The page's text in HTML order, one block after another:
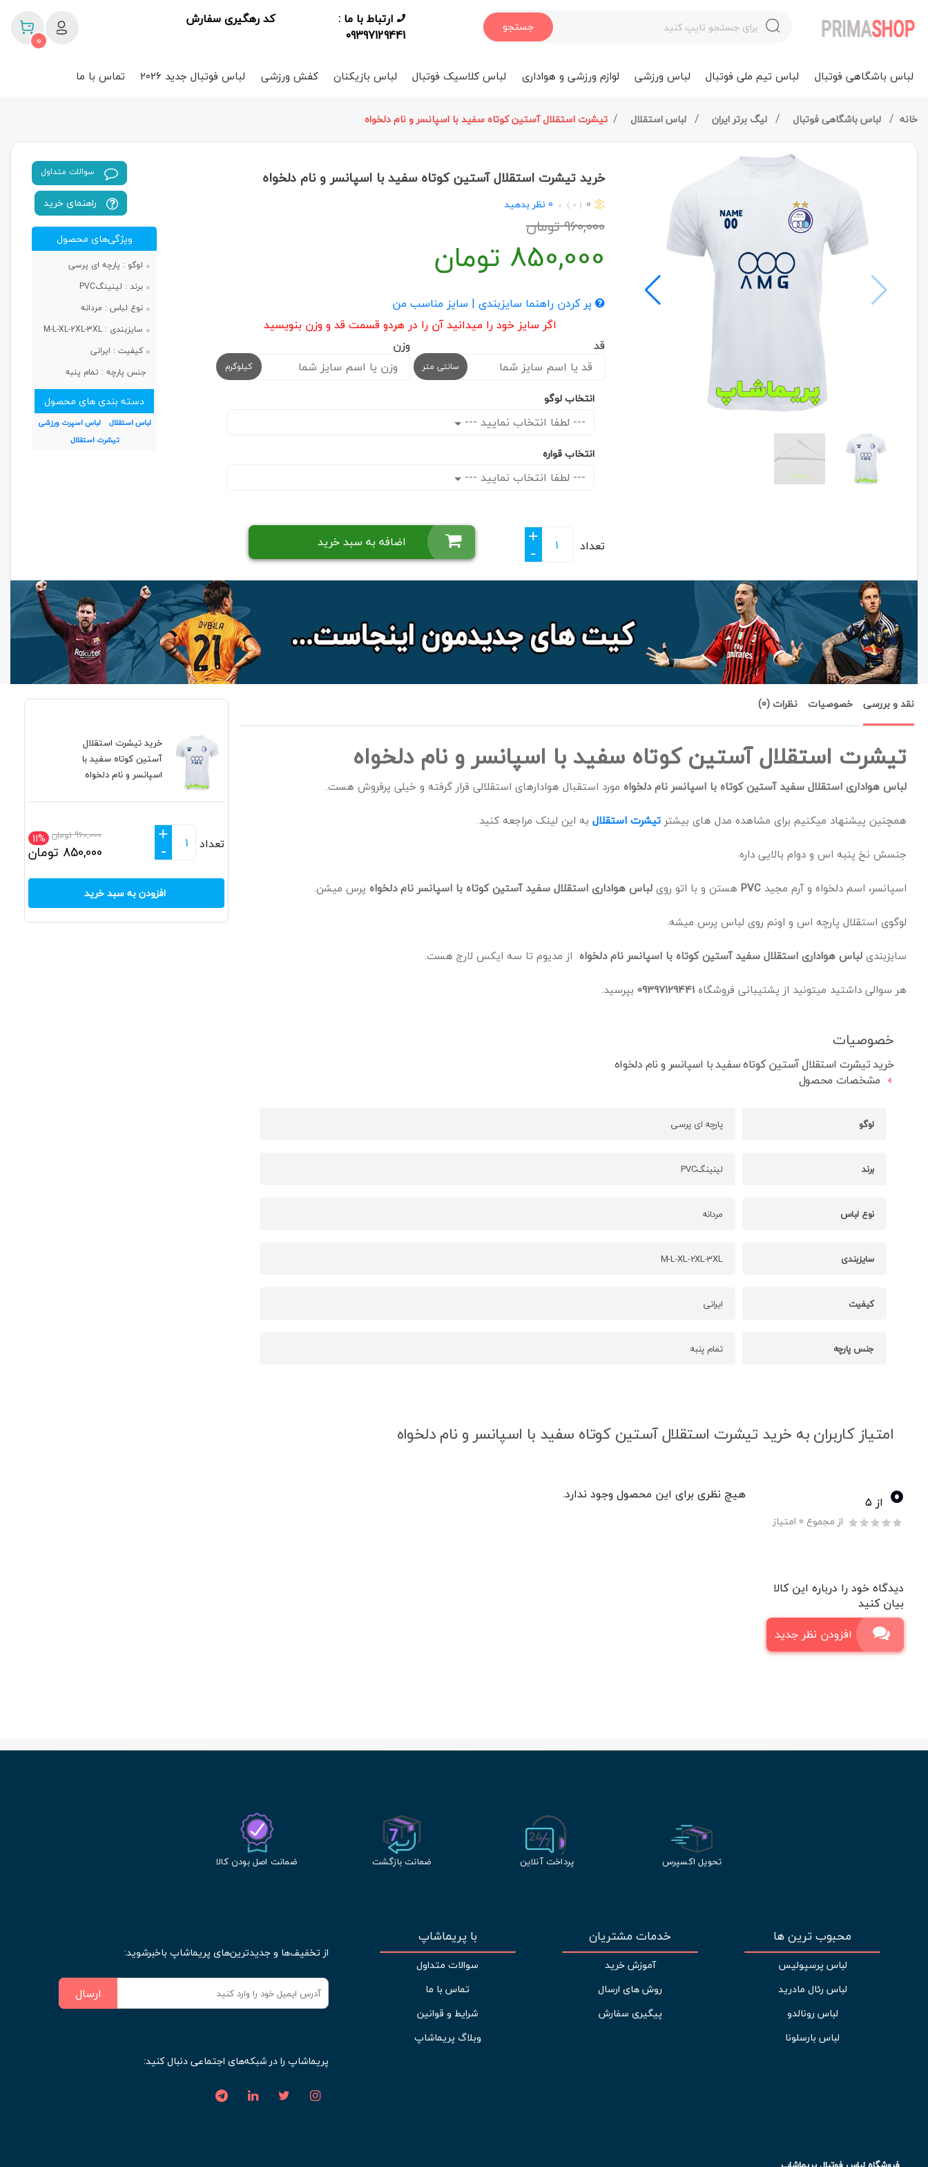
جستجو
ارتباط با ما :
09397129441
کد رهگیری سفارش
0
لباس باشگاهی فوتبال لباس تیم ملی فوتبال لباس ورزشی لوازم ورزشی و هواداری لباس کلاسیک فوتبال لباس بازیکنان کفش ورزشی لباس فوتبال جدید 2026 تماس با ما
خانه لباس باشگاهی فوتبال لیگ برتر ایران لباس استقلال تیشرت استقلال آستین کوتاه سفید با اسپانسر و نام دلخواه
خرید تیشرت استقلال آستین کوتاه سفید با اسپانسر و نام دلخواه
0
( 0 )
0 نظر بدهید
960,000تومان
850,000 تومان
پر کردن راهنما سایزبندی | سایز مناسب من
اگر سایز خود را میدانید آن را در هردو قسمت قد و وزن بنویسید
قد
سانتی متر
وزن
کیلوگرم
انتخاب لوگو
--- لطفا انتخاب نمایید ---
انتخاب قواره
--- لطفا انتخاب نمایید ---
تعداد
+
-
اضافه به سبد خرید
سوالات متداول
راهنمای خرید
ویژگی‌های محصول
لوگو : پارچه ای پرسی
برند : لینینگPVC
نوع لباس : مردانه
سایزبندی : M-L-XL-2XL-3XL
کیفیت : ایرانی
جنس پارچه : تمام پنبه
دسته بندی های محصول
لباس استقلال
لباس اسپرت ورزشی
تیشرت استقلال
نقد و بررسی خصوصیات نظرات (0)
تیشرت استقلال آستین کوتاه سفید با اسپانسر و نام دلخواه
لباس هواداری استقلال سفید آستین کوتاه با اسپانسر نام دلخواه مورد استقبال هوادارهای استقلالی قرار گرفته و خیلی پرفروش هست.
همچنین پیشنهاد میکنیم برای مشاهده مدل های بیشتر تیشرت استقلال به این لینک مراجعه کنید.
جنسش نخ پنبه اس و دوام بالایی داره.
اسپانسر، اسم دلخواه و آرم مجید PVC هستن و با اتو رویلباس هواداری استقلال سفید آستین کوتاه با اسپانسر نام دلخواه پرس میشن.
لوگوی استقلال پارچه اس و اونم روی لباس پرس میشه.
سایزبندیلباس هواداری استقلال سفید آستین کوتاه با اسپانسر نام دلخواه از مدیوم تا سه ایکس لارج هست.
هر سوالی داشتید میتونید از پشتیبانی فروشگاه09397129441 بپرسید.
خصوصیات
خرید تیشرت استقلال آستین کوتاه سفید با اسپانسر و نام دلخواه
مشخصات محصول
لوگو پارچه ای پرسی
برند لینینگPVC
نوع لباس مردانه
سایزبندی M-L-XL-2XL-3XL
کیفیت ایرانی
جنس پارچه تمام پنبه
امتیاز کاربران به خرید تیشرت استقلال آستین کوتاه سفید با اسپانسر و نام دلخواه
0 از ۵
از مجموع 0 امتیاز
دیدگاه خود را درباره این کالا
بیان کنید
افزودن نظر جدید
هیچ نظری برای این محصول وجود ندارد.
خرید تیشرت استقلال
آستین کوتاه سفید با
اسپانسر و نام دلخواه
11% 960,000تومان
850,000 تومان تعداد
+
-
افزودن به سبد خرید
تحویل اکسپرس پرداخت آنلاین ضمانت بازگشت ضمانت اصل بودن کالا
محبوب ترین ها
لباس پرسپولیس
لباس رئال مادرید
لباس رونالدو
لباس بارسلونا
خدمات مشتریان
آموزش خرید
روش های ارسال
پیگیری سفارش
با پریماشاپ
سوالات متداول
تماس با ما
شرایط و قوانین
وبلاگ پریماشاپ
از تخفیف‌ها و جدیدترین‌های پریماشاپ باخبرشوید:
ارسال
پریماشاپ را در شبکه‌های اجتماعی دنبال کنید: